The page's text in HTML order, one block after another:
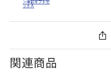
関連商品